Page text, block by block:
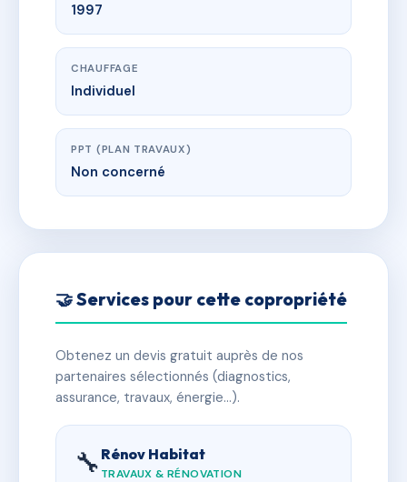
1997
CHAUFFAGE
Individuel
PPT (PLAN TRAVAUX)
Non concerné
🤝 Services pour cette copropriété
Obtenez un devis gratuit auprès de nos
partenaires sélectionnés (diagnostics,
assurance, travaux, énergie…).
🔧 Rénov Habitat
TRAVAUX & RÉNOVATION